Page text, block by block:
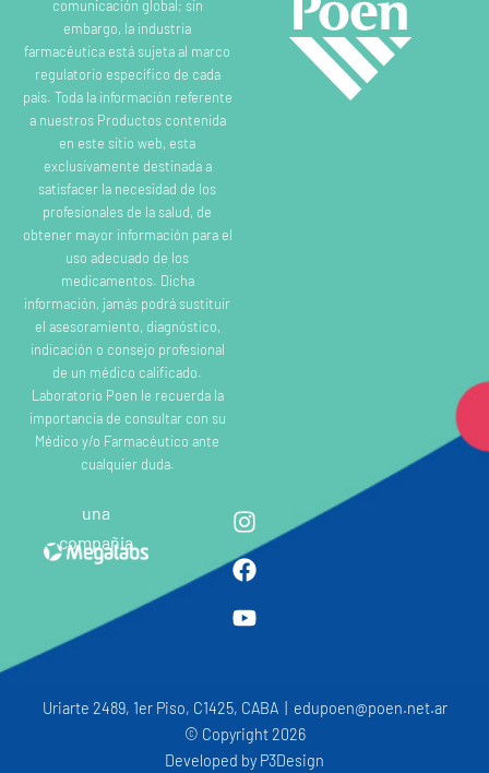
comunicación global; sin
embargo, la industria
farmacéutica está sujeta al marco
regulatorio específico de cada
país. Toda la información referente
a nuestros Productos contenida
en este sitio web, esta
exclusivamente destinada a
satisfacer la necesidad de los
profesionales de la salud, de
obtener mayor información para el
uso adecuado de los
medicamentos. Dicha
información, jamás podrá sustituir
el asesoramiento, diagnóstico,
indicación o consejo profesional
de un médico calificado.
Laboratorio Poen le recuerda la
importancia de consultar con su
Médico y/o Farmacéutico ante
cualquier duda.
una
compañia
Uriarte 2489, 1er Piso, C1425, CABA | edupoen@poen.net.ar
© Copyright 2026
Developed by P3Design